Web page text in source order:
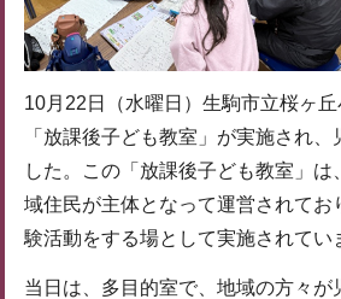
10月22日（水曜日）生駒市立桜ヶ丘
「放課後子ども教室」が実施され、
した。この「放課後子ども教室」は
域住民が主体となって運営されてお
験活動をする場として実施されてい
当日は、多目的室で、地域の方々が